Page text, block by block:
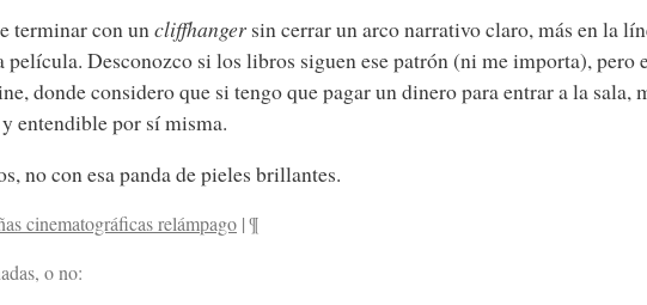
terminar con un cliffhanger sin cerrar un arco narrativo claro, más en la
Desconozco si los libros siguen ese patrón (ni me importa), pero
donde considero que si tengo que pagar un dinero para entrar a la sala,
entendible por sí misma.
no con esa panda de pieles brillantes.
cinematográficas relámpago |¶
o no: